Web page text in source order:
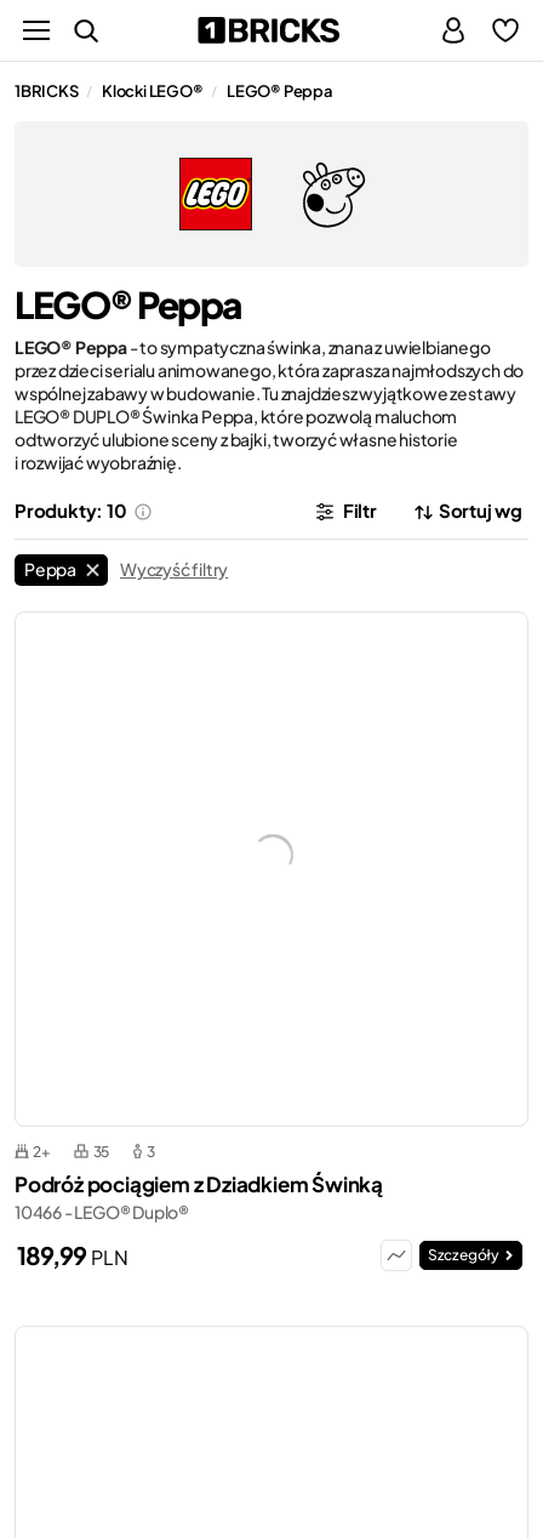
1BRICKS / Klocki LEGO® / LEGO® Peppa
LEGO® Peppa
LEGO® Peppa- to sympatyczna świnka, znana z uwielbianego
przez dzieci serialu animowanego, która zaprasza najmłodszych do
wspólnej zabawy w budowanie. Tu znajdziesz wyjątkowe zestawy
LEGO® DUPLO® Świnka Peppa, które pozwolą maluchom
odtworzyć ulubione sceny z bajki, tworzyć własne historie
i rozwijać wyobraźnię.
Produkty: 10 Filtr Sortuj wg
Peppa Wyczyść filtry
2+ 35 3
Podróż pociągiem z Dziadkiem Świnką
10466 - LEGO® Duplo®
189,99PLN Szczegóły